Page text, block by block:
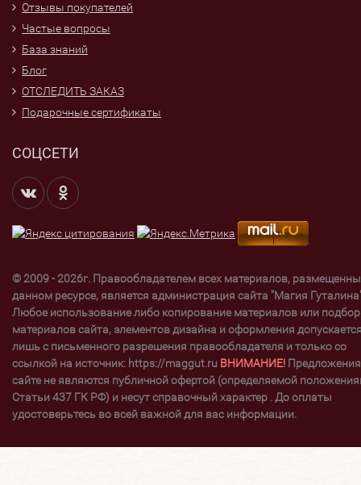
Отзывы покупателей
Частые вопросы
База знаний
Блог
ОТСЛЕДИТЬ ЗАКАЗ
Подарочные сертификаты
СОЦСЕТИ
© 2009 - 2026г. Правообладателем всех материалов,
данном ресурсе, является администрация сайта "Магия
Любое использование либо копирование материалов или
материалов сайта, элементов дизайна и оформления
лишь с письменного разрешения правообладателя и только со
ссылкой на источник: https://maggut.ru ВНИМАНИЕ!
сайте не являются публичной офертой (определяемой
Статьи 437 ГК РФ) и несут справочный характер . До оплаты
удостоверьтесь во всей важной для вас информации.